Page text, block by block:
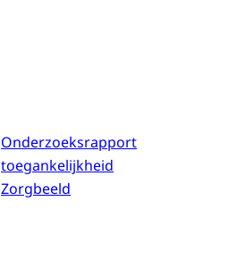
Onderzoeksrapport
toegankelijkheid
Zorgbeeld